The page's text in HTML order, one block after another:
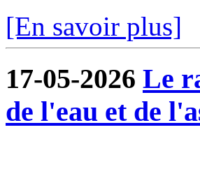
[En savoir plus]
17-05-2026 Le
de l'eau et de